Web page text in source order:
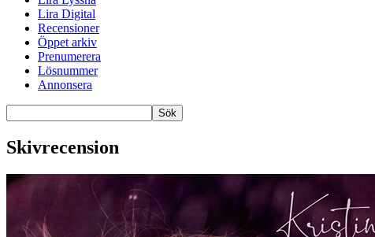
Lira Digital
Recensioner
Öppet arkiv
Prenumerera
Lösnummer
Annonsera
Skivrecension